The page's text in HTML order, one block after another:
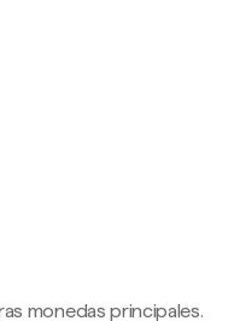
monedas principales.